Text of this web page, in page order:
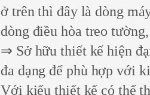
ở trên thì đây là dòng
dòng điều hòa treo
⇒ Sở hữu thiết kế hiện
đa dạng để phù hợp với
Với kiểu thiết kế có thể